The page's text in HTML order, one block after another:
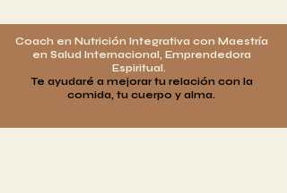
Coach en Nutrición Integrativa con Maestría
en Salud Internacional, Emprendedora
Espiritual.
Te ayudaré a mejorar tu relación con la
comida, tu cuerpo y alma.